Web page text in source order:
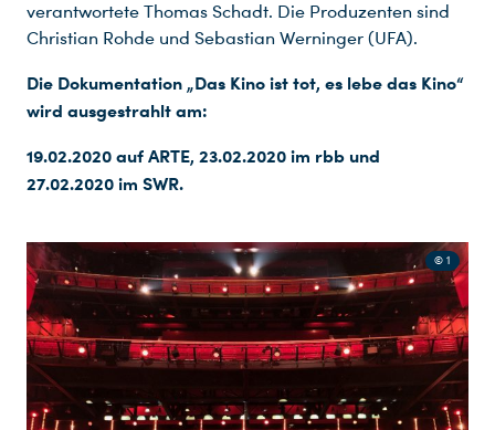
verantwortete Thomas Schadt. Die Produzenten sind
Christian Rohde und Sebastian Werninger (UFA).
Die Dokumentation „Das Kino ist tot, es lebe das Kino“
wird ausgestrahlt am:
19.02.2020 auf ARTE, 23.02.2020 im rbb und
27.02.2020 im SWR.
© 1